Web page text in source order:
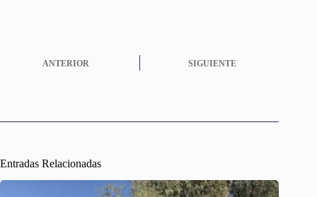
ANTERIOR SIGUIENTE
Entradas Relacionadas